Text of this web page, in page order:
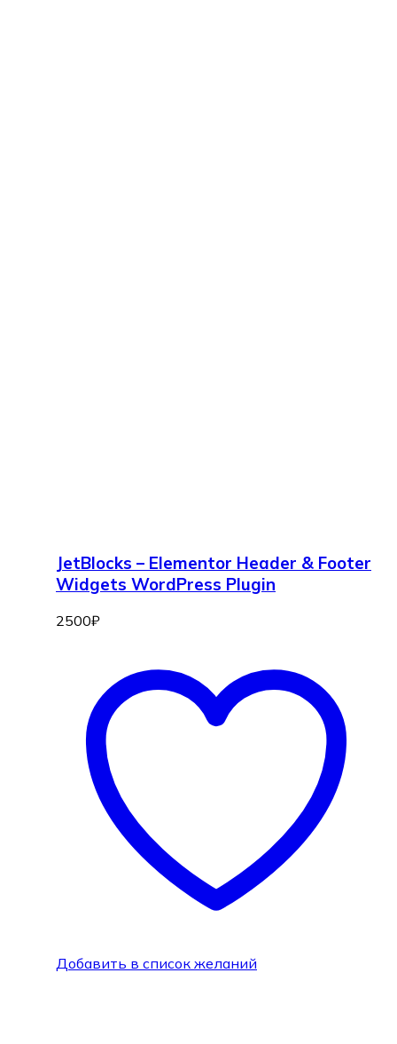
JetBlocks – Elementor Header & Footer
Widgets WordPress Plugin
2500₽
Добавить в список желаний